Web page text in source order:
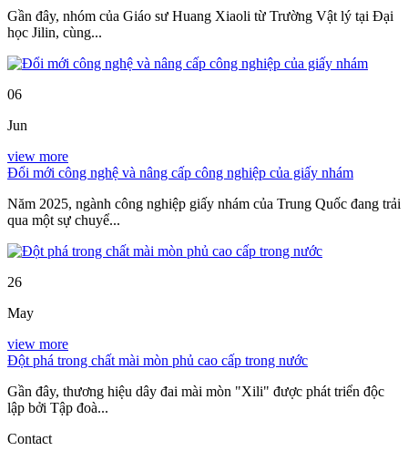
Gần đây, nhóm của Giáo sư Huang Xiaoli từ Trường Vật lý tại Đại
học Jilin, cùng...
06
Jun
view more
Đổi mới công nghệ và nâng cấp công nghiệp của giấy nhám
Năm 2025, ngành công nghiệp giấy nhám của Trung Quốc đang trải
qua một sự chuyể...
26
May
view more
Đột phá trong chất mài mòn phủ cao cấp trong nước
Gần đây, thương hiệu dây đai mài mòn "Xili" được phát triển độc
lập bởi Tập đoà...
Contact